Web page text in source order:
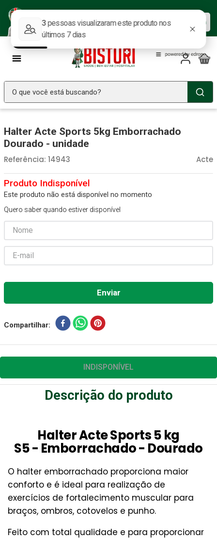
ofertas.
Baixar agora
O que você está buscando?
Halter Acte Sports 5kg Emborrachado
Dourado - unidade
Acte
Referência: 14943
Este produto não está disponível no momento
Quero saber quando estiver disponível
Compartilhar
INDISPONÍVEL
Descrição do produto
Halter Acte Sports 5 kg
S5 - Emborrachado - Dourado
O halter emborrachado proporciona maior
conforto e é ideal para realização de
exercícios de fortalecimento muscular para
braços, ombros, cotovelos e punho.
Feito com total qualidade e para proporcionar
1º Seringa Insulina
2º Fralda Geriatrica
3 º Littmann
4º Luva Latex
5º Absorvente Geriatrico
Estetoscopio Littmann
7º
8º Gaze Esteril
9º Curativo
10º Cadeira Banho